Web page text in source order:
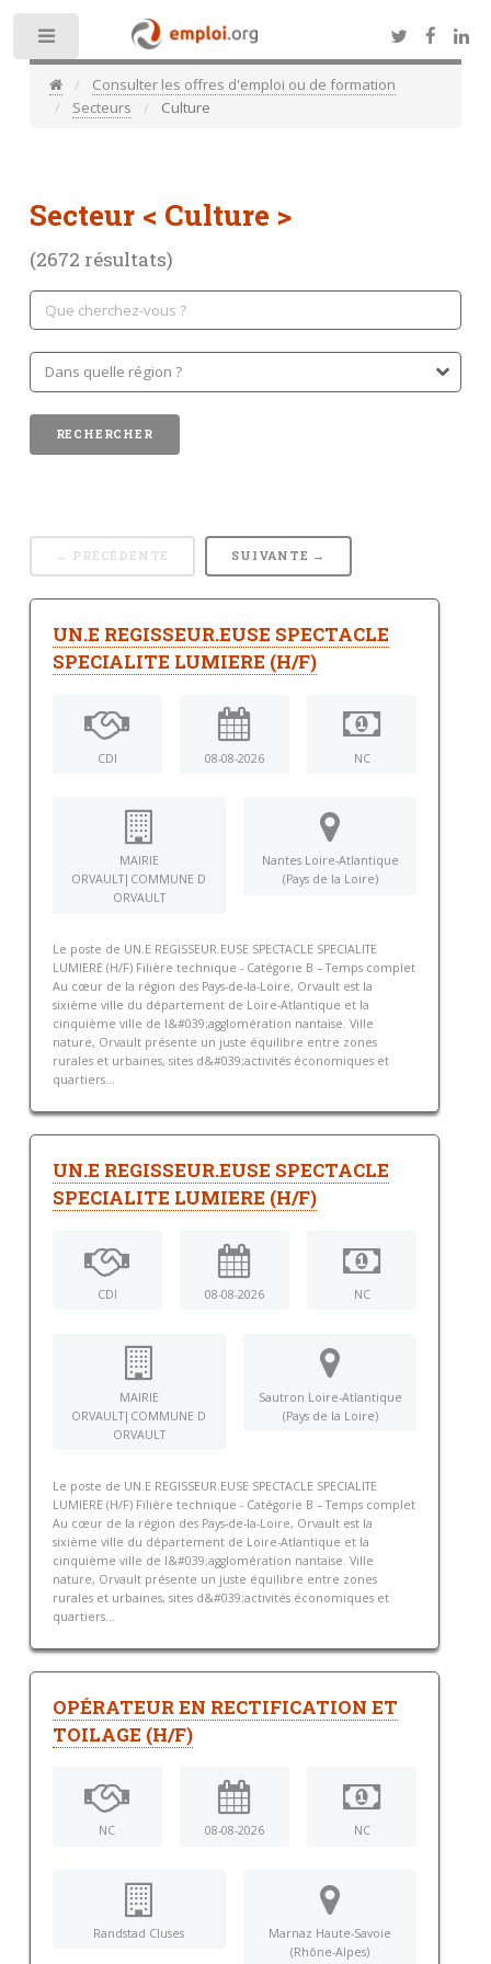
Consulter les offres d'emploi ou de formation
Secteurs
Culture
Secteur < Culture >
(2672 résultats)
← PRÉCÉDENTE SUIVANTE →
UN.E REGISSEUR.EUSE SPECTACLE
SPECIALITE LUMIERE (H/F)
CDI 08-08-2026 NC
MAIRIE
ORVAULT|COMMUNE D
ORVAULT
Nantes Loire-Atlantique
(Pays de la Loire)
Le poste de UN.E REGISSEUR.EUSE SPECTACLE SPECIALITE
LUMIERE (H/F) Filière technique - Catégorie B – Temps complet
Au cœur de la région des Pays-de-la-Loire, Orvault est la
sixième ville du département de Loire-Atlantique et la
cinquième ville de l&#039;agglomération nantaise. Ville
nature, Orvault présente un juste équilibre entre zones
rurales et urbaines, sites d&#039;activités économiques et
quartiers...
UN.E REGISSEUR.EUSE SPECTACLE
SPECIALITE LUMIERE (H/F)
CDI 08-08-2026 NC
MAIRIE
ORVAULT|COMMUNE D
ORVAULT
Sautron Loire-Atlantique
(Pays de la Loire)
Le poste de UN.E REGISSEUR.EUSE SPECTACLE SPECIALITE
LUMIERE (H/F) Filière technique - Catégorie B – Temps complet
Au cœur de la région des Pays-de-la-Loire, Orvault est la
sixième ville du département de Loire-Atlantique et la
cinquième ville de l&#039;agglomération nantaise. Ville
nature, Orvault présente un juste équilibre entre zones
rurales et urbaines, sites d&#039;activités économiques et
quartiers...
OPÉRATEUR EN RECTIFICATION ET
TOILAGE (H/F)
NC 08-08-2026 NC
Randstad Cluses
Marnaz Haute-Savoie
(Rhône-Alpes)
Toggle